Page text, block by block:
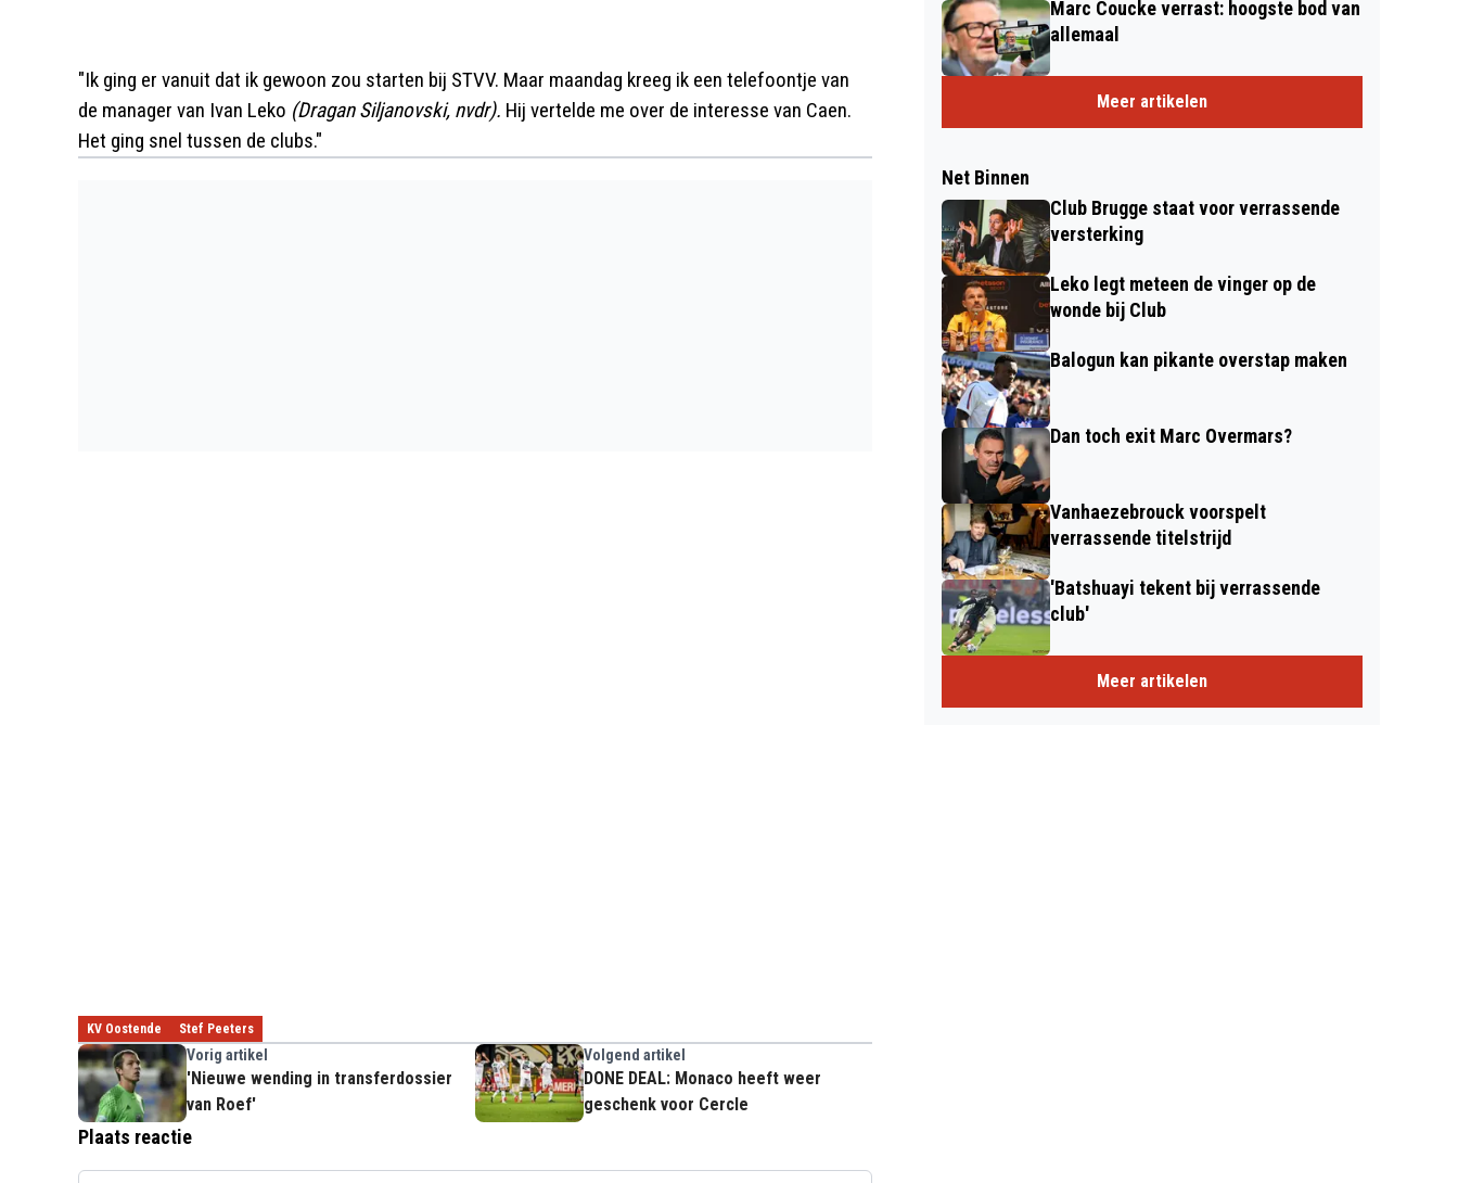
"Ik ging er vanuit dat ik gewoon zou starten bij STVV. Maar maandag kreeg ik een telefoontje van
de manager van Ivan Leko (Dragan Siljanovski, nvdr). Hij vertelde me over de interesse van Caen.
Het ging snel tussen de clubs."
KV Oostende Stef Peeters
Vorig artikel
'Nieuwe wending in transferdossier
van Roef'
Volgend artikel
DONE DEAL: Monaco heeft weer
geschenk voor Cercle
Plaats reactie
Marc Coucke verrast: hoogste bod van
allemaal
Meer artikelen
Net Binnen
Club Brugge staat voor verrassende
versterking
Leko legt meteen de vinger op de
wonde bij Club
Balogun kan pikante overstap maken
Dan toch exit Marc Overmars?
Vanhaezebrouck voorspelt
verrassende titelstrijd
'Batshuayi tekent bij verrassende
club'
Meer artikelen